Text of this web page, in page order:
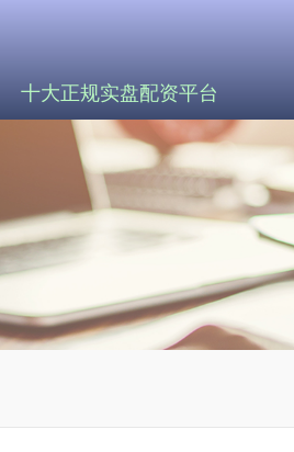
十大正规实盘配资平台